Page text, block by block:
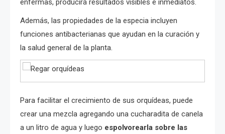
enfermas, producirá resultados visibles e inmediatos.
Además, las propiedades de la especia incluyen
funciones antibacterianas que ayudan en la curación y
la salud general de la planta.
Para facilitar el crecimiento de sus orquídeas, puede
crear una mezcla agregando una cucharadita de canela
a un litro de agua y luego espolvorearla sobre las